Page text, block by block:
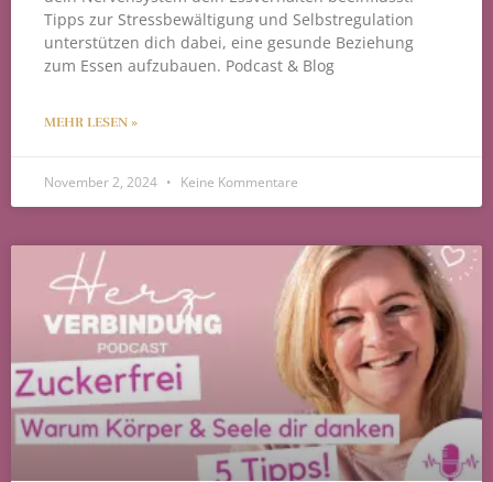
Tipps zur Stressbewältigung und Selbstregulation
unterstützen dich dabei, eine gesunde Beziehung
zum Essen aufzubauen. Podcast & Blog
MEHR LESEN »
November 2, 2024 Keine Kommentare